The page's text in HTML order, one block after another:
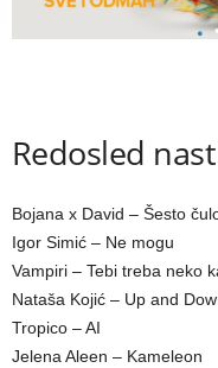
Redosled
Bojana x David – Šesto
Igor Simić – Ne mogu
Vampiri – Tebi treba neko
Nataša Kojić – Up and
Tropico – AI
Jelena Aleen – Kameleon